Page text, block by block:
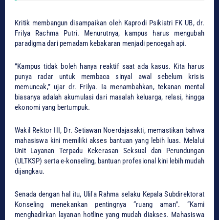
​Kritik membangun disampaikan oleh Kaprodi Psikiatri FK UB, dr.
Frilya Rachma Putri. Menurutnya, kampus harus mengubah
paradigma dari pemadam kebakaran menjadi pencegah api.
​”Kampus tidak boleh hanya reaktif saat ada kasus. Kita harus
punya radar untuk membaca sinyal awal sebelum krisis
memuncak,” ujar dr. Frilya. Ia menambahkan, tekanan mental
biasanya adalah akumulasi dari masalah keluarga, relasi, hingga
ekonomi yang bertumpuk.
​Wakil Rektor III, Dr. Setiawan Noerdajasakti, memastikan bahwa
mahasiswa kini memiliki akses bantuan yang lebih luas. Melalui
Unit Layanan Terpadu Kekerasan Seksual dan Perundungan
(ULTKSP) serta e-konseling, bantuan profesional kini lebih mudah
dijangkau.
​Senada dengan hal itu, Ulifa Rahma selaku Kepala Subdirektorat
Konseling menekankan pentingnya “ruang aman”. “Kami
menghadirkan layanan hotline yang mudah diakses. Mahasiswa